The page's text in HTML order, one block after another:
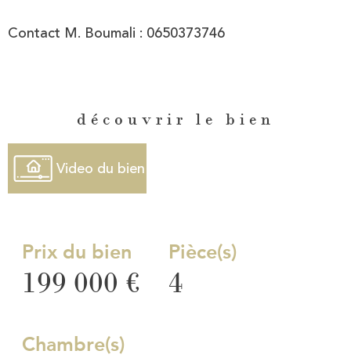
Contact M. Boumali : 0650373746
découvrir le bien
Video du bien
Prix du bien
199 000 €
Pièce(s)
4
Chambre(s)